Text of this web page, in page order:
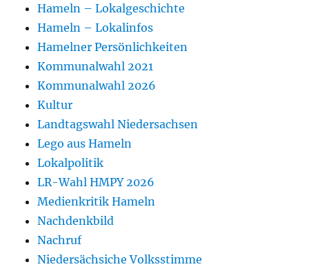
Hameln – Lokalgeschichte
Hameln – Lokalinfos
Hamelner Persönlichkeiten
Kommunalwahl 2021
Kommunalwahl 2026
Kultur
Landtagswahl Niedersachsen
Lego aus Hameln
Lokalpolitik
LR-Wahl HMPY 2026
Medienkritik Hameln
Nachdenkbild
Nachruf
Niedersächsiche Volksstimme